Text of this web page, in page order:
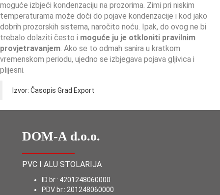
moguće izbjeći kondenzaciju na prozorima. Zimi pri niskim
temperaturama može doći do pojave kondenzacije i kod jako
dobrih prozorskih sistema, naročito noću. Ipak, do ovog ne bi
trebalo dolaziti često i moguće ju je otkloniti pravilnim
provjetravanjem. Ako se to odmah sanira u kratkom
vremenskom periodu, ujedno se izbjegava pojava gljivica i
plijesni.
Izvor: Časopis Grad Export
DOM-A d.o.o.
PVC I ALU STOLARIJA
ID br.: 4201248060000
PDV br.: 201248060000